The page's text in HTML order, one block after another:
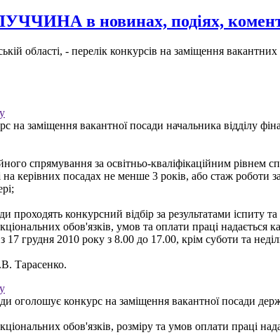
в новинах, подіях,
області, - перелік конкурсів на заміщення
на заміщення вакантної посади начальника відділу
спрямування за освітньо-кваліфікаційним рівнем
керівних посадах не менше 3 років, або стаж
конкурсний відбір за результатами іспиту та
обов'язків, умов та оплати праці надається
грудня 2010 року з 8.00 до 17.00, крім суботи та
Тарасенко.
оголошує конкурс на заміщення вакантної посади
обов'язків, розміру та умов оплати праці